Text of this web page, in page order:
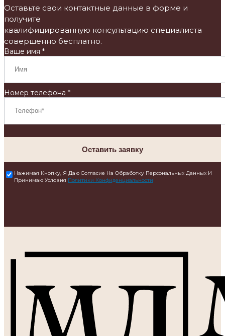
Оставьте свои контактные данные в форме и
получите
квалифицированную консультацию специалиста
совершенно бесплатно.
Ваше имя *
Номер телефона *
Оставить заявку
Нажимая Кнопку, Я Даю Согласие На Обработку Персональных Данных И
Принимаю Условия Политики Конфиденциальности